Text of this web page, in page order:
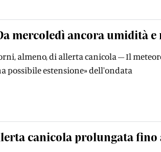
mercoledì ancora umidità
almeno, di allerta canicola – Il
possibile estensione» dell'ondata
canicola prolungata fino